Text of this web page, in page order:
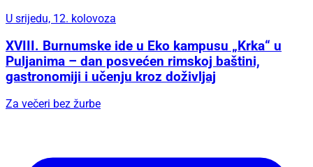
U srijedu, 12. kolovoza
XVIII. Burnumske ide u Eko kampusu „Krka“ u
Puljanima – dan posvećen rimskoj baštini,
gastronomiji i učenju kroz doživljaj
Za večeri bez žurbe